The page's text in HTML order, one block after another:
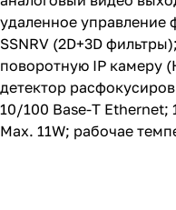
удаленное управление
SSNRV (2D+3D
поворотную IP камеру
детектор
10/100 Base-T Ethernet;
Max. 11W; рабочае